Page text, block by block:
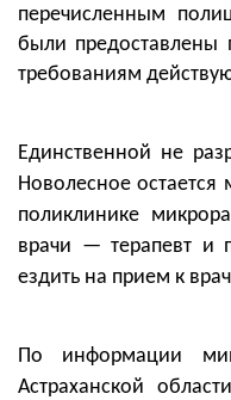
перечисленным
были предоставлены
требованиям
Единственной не
Новолесное
поликлинике
врачи — терапевт и
ездить на прием к
По информации
Астраханской